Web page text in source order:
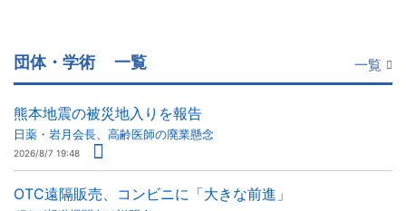
団体・学術 一覧 一覧
熊本地震の被災地入りを報告
日薬・岩月会長、高齢医師の廃業懸念
2026/8/7 19:48
OTC遠隔販売、コンビニに「大きな前進」